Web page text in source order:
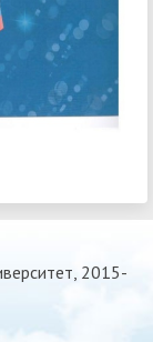
2015-